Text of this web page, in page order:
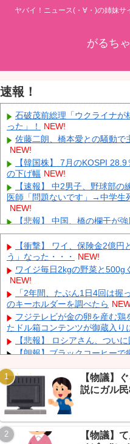
ヤバイ！ニュース(・∀・)の姉妹サ
がるち
速報！
石破茂前総理「ウクライナが
った」！
NEW!
佐藤二朗、橋本愛との騒動で
NEW!
【韓国株】 7月のKOSPI
の下げ幅 NEW!
【速報】 中2男子、野球部
医師「問題ないです」→中学生
NEW!
【悲報】 中国、橋の欄干が
着剤でくっつけただけ」「正常
外国人「日本の未来は安泰
久保建英超え歴代2位の記録！3
の反応】 NEW!
【試合実況】 西武スタメン
「被告はモンスター」元ジ
でほぼ実刑確実？弁護側の主張
伊Autosprint誌：ニューエイ
を改善に導いた最大の功労者は
【画像】 小倉ゆうか(27)さ
ィ大解放 NEW!
Powered by livedoor 相互
【衝撃】 ワイ、保険金2億
う」なった・・・
NEW!
ワイジ毎日2kgの野菜と500g
NEW!
「2年間、たぶん1日4回は握
のキーホルダーを調べたら
フジテレビが金の卵を産む鶏
たドル箱コンテンツが御蔵入
【悲報】 ロシアさん、つい
【朗報】ブラックコーヒー
【続報】ショートスリーパー
覚→ガリレオ民ドン引きｗｗｗ
【朗報】円高で海外旅行勢が
ｗｗｗ NEW!
【朗報】AveMujica民の日常
で大盛り上がりですわｗ NEW!
【物議】
説にガル
【物議】